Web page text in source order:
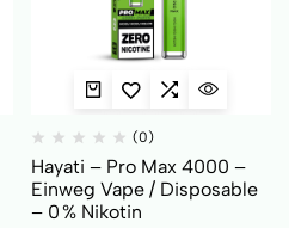
(0)
Hayati – Pro Max 4000 –
Einweg Vape / Disposable
– 0 % Nikotin